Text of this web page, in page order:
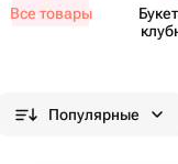
Все товары
Популярные